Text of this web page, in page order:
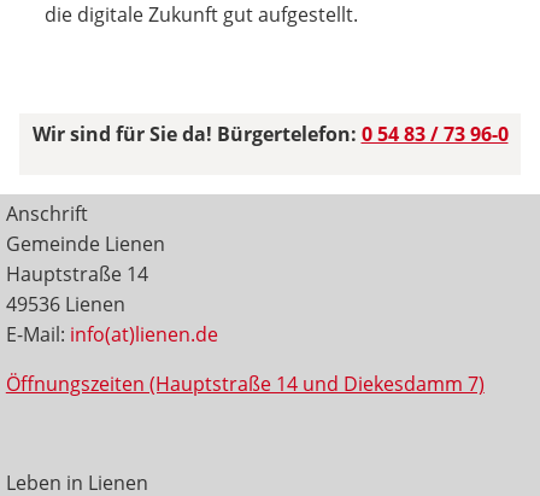
die digitale Zukunft gut aufgestellt.
Wir sind für Sie da! Bürgertelefon: 0 54 83 / 73 96-0
Anschrift
Gemeinde Lienen
Hauptstraße 14
49536 Lienen
E-Mail: info(at)lienen.de
Öffnungszeiten (Hauptstraße 14 und Diekesdamm 7)
Leben in Lienen